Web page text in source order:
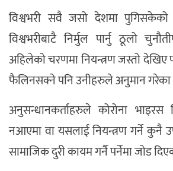
विश्वभरी सवै जसो देशमा पुगिसकेको
विश्वभरीबाटै निर्मुल पार्नु ठूलो
अहिलेको चरणमा नियन्त्रण जस्तो देखिए
फैलिनसक्ने पनि उनीहरुले अनुमान
अनुसन्धानकर्ताहरुले कोरोना
नआएमा वा यसलाई नियन्त्रण गर्ने कुनै
सामाजिक दुरी कायम गर्नै पर्नेमा जोड